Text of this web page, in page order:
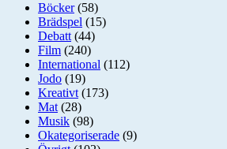
Böcker(58)
Brädspel (15)
Debatt (44)
Film (240)
International (112)
Jodo (19)
Kreativt (173)
Mat (28)
Musik (98)
Okategoriserade (9)